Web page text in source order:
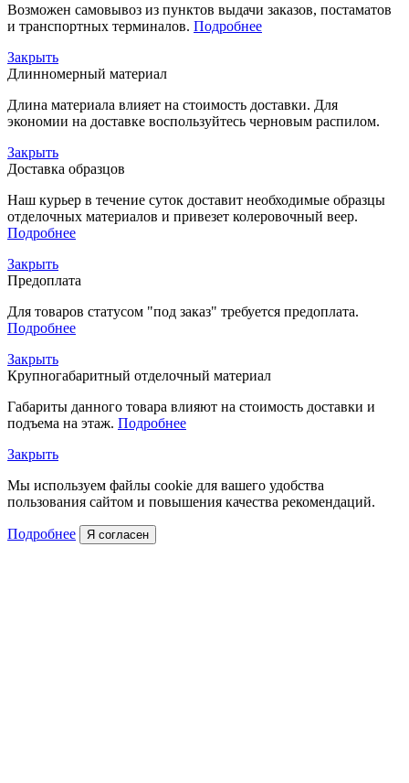
Возможен самовывоз из пунктов выдачи заказов, постаматов
и транспортных терминалов. Подробнее
Закрыть
Длинномерный материал
Длина материала влияет на стоимость доставки. Для
экономии на доставке воспользуйтесь черновым распилом.
Закрыть
Доставка образцов
Наш курьер в течение суток доставит необходимые образцы
отделочных материалов и привезет колеровочный веер.
Подробнее
Закрыть
Предоплата
Для товаров статусом "под заказ" требуется предоплата.
Подробнее
Закрыть
Крупногабаритный отделочный материал
Габариты данного товара влияют на стоимость доставки и
подъема на этаж. Подробнее
Закрыть
Мы используем файлы cookie для вашего удобства
пользования сайтом и повышения качества рекомендаций.
Подробнее Я согласен